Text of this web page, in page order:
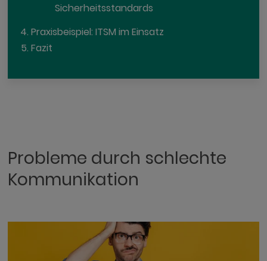
Sicherheitsstandards
Praxisbeispiel: ITSM im Einsatz
Fazit
Probleme durch schlechte
Kommunikation